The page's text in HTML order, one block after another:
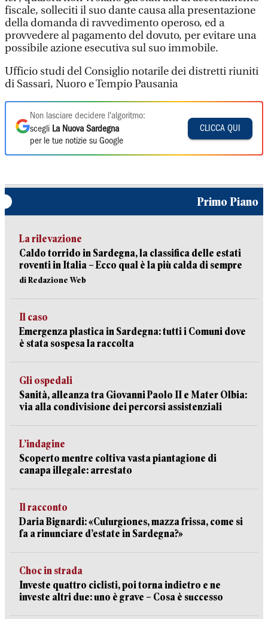
fiscale, solleciti il suo dante causa alla presentazione
della domanda di ravvedimento operoso, ed a
provvedere al pagamento del dovuto, per evitare una
possibile azione esecutiva sul suo immobile.
Ufficio studi del Consiglio notarile dei distretti riuniti
di Sassari, Nuoro e Tempio Pausania
Non lasciare decidere l'algoritmo:
scegli La Nuova Sardegna
per le tue notizie su Google
CLICCA QUI
Primo Piano
La rilevazione
Caldo torrido in Sardegna, la classifica delle estati
roventi in Italia – Ecco qual è la più calda di sempre
di Redazione Web
Il caso
Emergenza plastica in Sardegna: tutti i Comuni dove
è stata sospesa la raccolta
Gli ospedali
Sanità, alleanza tra Giovanni Paolo II e Mater Olbia:
via alla condivisione dei percorsi assistenziali
L’indagine
Scoperto mentre coltiva vasta piantagione di
canapa illegale: arrestato
Il racconto
Daria Bignardi: «Culurgiones, mazza frissa, come si
fa a rinunciare d’estate in Sardegna?»
Choc in strada
Investe quattro ciclisti, poi torna indietro e ne
investe altri due: uno è grave – Cosa è successo